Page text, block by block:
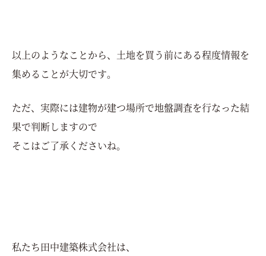
以上のようなことから、土地を買う前にある程度情報を
集めることが大切です。
ただ、実際には建物が建つ場所で地盤調査を行なった結
果で判断しますので
そこはご了承くださいね。
私たち田中建築株式会社は、